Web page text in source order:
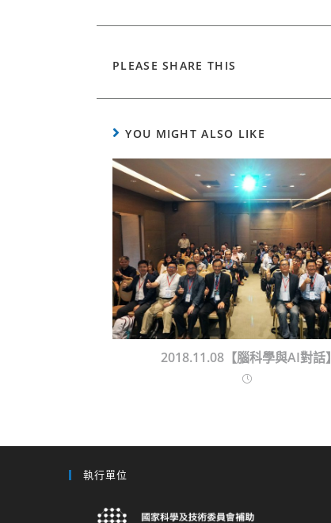
PLEASE SHARE THIS
YOU MIGHT ALSO LIKE
2018.11.08【腦科學與AI對話】
執行單位